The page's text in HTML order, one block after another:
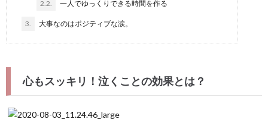
2.2. 一人でゆっくりできる時間を作る
3. 大事なのはポジティブな涙。
心もスッキリ！泣くことの効果とは？